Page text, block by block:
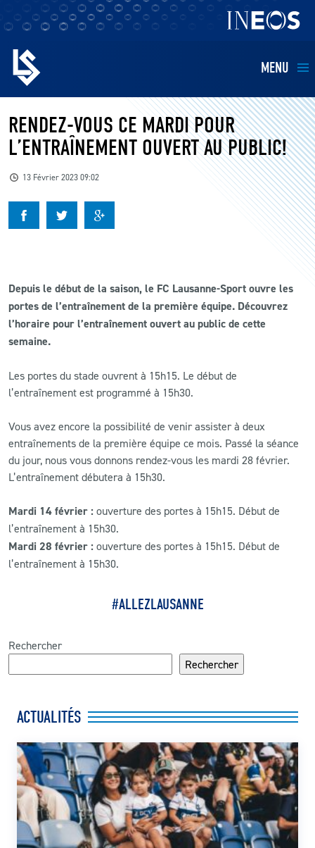
MENU
EQUIPES
BILLETTERIE
KIDS
RESTAURATION
CLUB
CONTACT
L’APP DU LS
LS ACADEMY CAMPS
MATCH DES CELEBRITES
PRESSE ET MEDIAS
RENDEZ-VOUS CE MARDI POUR
L’ENTRAÎNEMENT OUVERT AU PUBLIC!
13 Février 2023 09:02
Depuis le début de la saison, le FC Lausanne-Sport ouvre les
portes de l’entraînement de la première équipe. Découvrez
l’horaire pour l’entraînement ouvert au public de cette
semaine.
Les portes du stade ouvrent à 15h15. Le début de
l’entraînement est programmé à 15h30.
Vous avez encore la possibilité de venir assister à deux
entraînements de la première équipe ce mois. Passé la séance
du jour, nous vous donnons rendez-vous les mardi 28 février.
L’entraînement débutera à 15h30.
Mardi 14 février : ouverture des portes à 15h15. Début de
l’entraînement à 15h30.
Mardi 28 février : ouverture des portes à 15h15. Début de
l’entraînement à 15h30.
#ALLEZLAUSANNE
Rechercher
Rechercher
ACTUALITÉS